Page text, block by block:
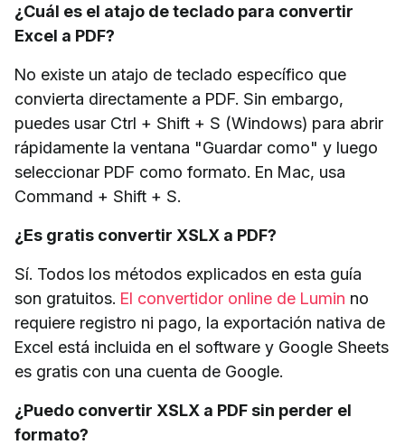
¿Cuál es el atajo de teclado para convertir
Excel a PDF?
No existe un atajo de teclado específico que
convierta directamente a PDF. Sin embargo,
puedes usar Ctrl + Shift + S (Windows) para abrir
rápidamente la ventana "Guardar como" y luego
seleccionar PDF como formato. En Mac, usa
Command + Shift + S.
¿Es gratis convertir XSLX a PDF?
Sí. Todos los métodos explicados en esta guía
son gratuitos. El convertidor online de Lumin no
requiere registro ni pago, la exportación nativa de
Excel está incluida en el software y Google Sheets
es gratis con una cuenta de Google.
¿Puedo convertir XSLX a PDF sin perder el
formato?